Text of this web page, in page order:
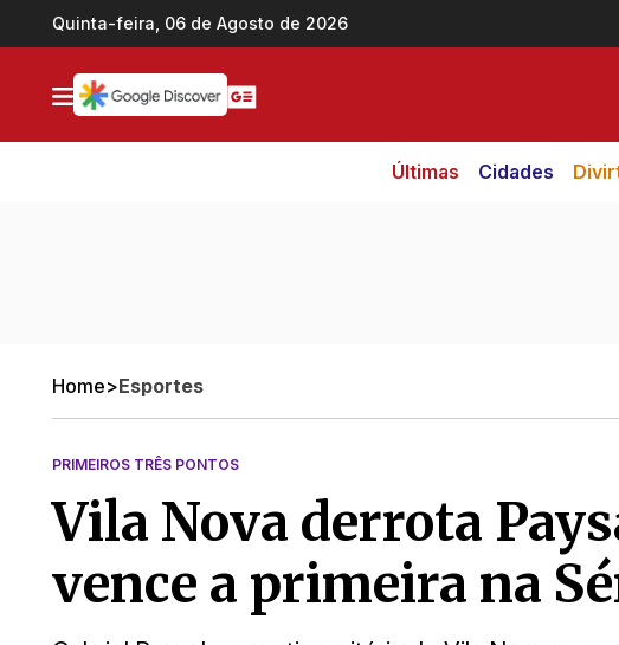
Ir direto pro conteúdo
Quinta-feira, 06 de Agosto de 2026
Últimas Cidades
Home>Esportes
PRIMEIROS TRÊS PONTOS
Vila Nova derrota
vence a primeira na